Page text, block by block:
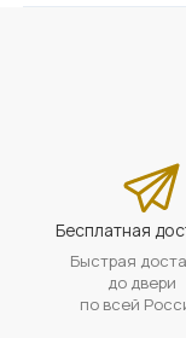
Бесплатная
Быстрая
до двери
по всей